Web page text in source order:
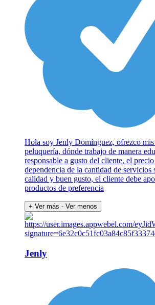
Hola soy Jenly Domínguez, ofrezco
peluquería, dónde trabajo de manera
responsable a gusto del cliente, el
dependencia de la cantidad de
calidad y buen gusto, el cliente debe
productos de preferencia
+ Ver más - Ver menos
Jenly